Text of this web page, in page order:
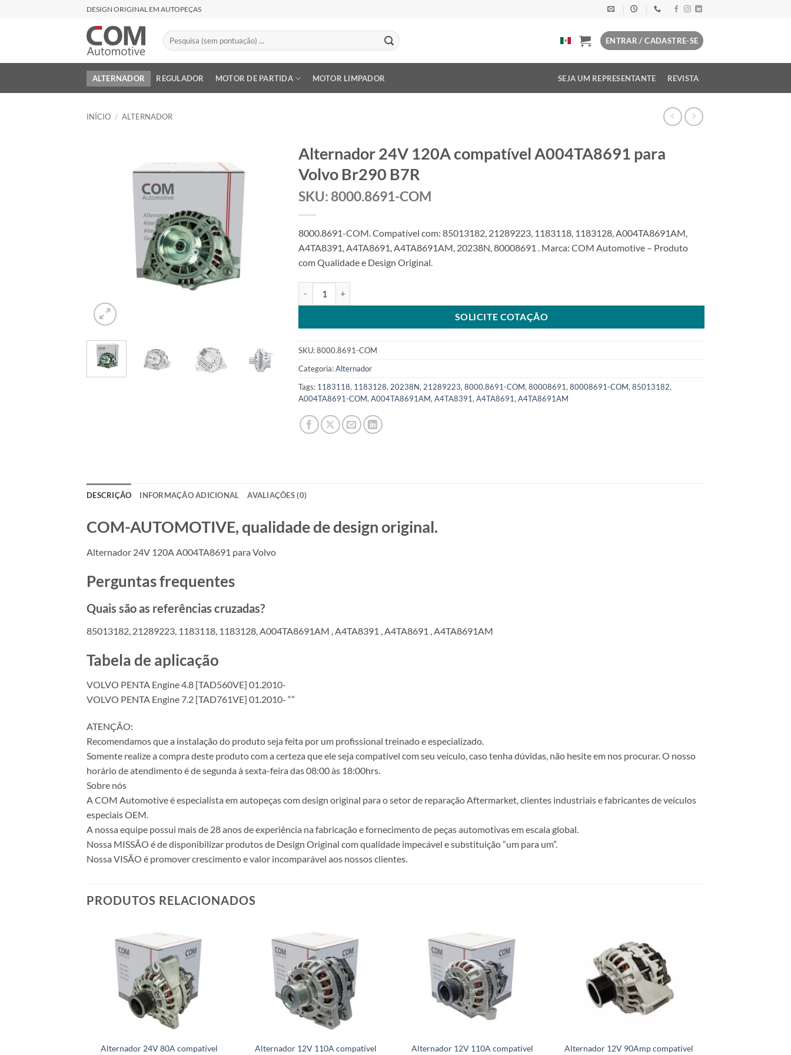
DESIGN ORIGINAL EM AUTOPEÇAS
Pesquisar
por:
ENTRAR / CADASTRE-SE
ALTERNADOR REGULADOR MOTOR DE PARTIDA MOTOR LIMPADOR SEJA UM REPRESENTANTE REVISTA
INÍCIO / ALTERNADOR
Alternador 24V 120A compatível A004TA8691 para
Volvo Br290 B7R
SKU: 8000.8691-COM
8000.8691-COM. Compatível com: 85013182, 21289223, 1183118, 1183128, A004TA8691AM,
A4TA8391, A4TA8691, A4TA8691AM, 20238N, 80008691 . Marca: COM Automotive – Produto
com Qualidade e Design Original.
SOLICITE COTAÇÃO
SKU:8000.8691-COM
Categoria:Alternador
Tags: 1183118, 1183128, 20238N, 21289223, 8000.8691-COM, 80008691, 80008691-COM, 85013182,
A004TA8691-COM, A004TA8691AM, A4TA8391, A4TA8691, A4TA8691AM
DESCRIÇÃO INFORMAÇÃO ADICIONAL AVALIAÇÕES (0)
COM-AUTOMOTIVE, qualidade de design original.
Alternador 24V 120A A004TA8691 para Volvo
Perguntas frequentes
Quais são as referências cruzadas?
85013182, 21289223, 1183118, 1183128, A004TA8691AM , A4TA8391 , A4TA8691 , A4TA8691AM
Tabela de aplicação
VOLVO PENTA Engine 4.8 [TAD560VE] 01.2010-
VOLVO PENTA Engine 7.2 [TAD761VE] 01.2010- “”
ATENÇÃO:
Recomendamos que a instalação do produto seja feita por um profissional treinado e especializado.
Somente realize a compra deste produto com a certeza que ele seja compatível com seu veículo, caso tenha dúvidas, não hesite em nos procurar. O nosso
horário de atendimento é de segunda à sexta-feira das 08:00 às 18:00hrs.
Sobre nós
A COM Automotive é especialista em autopeças com design original para o setor de reparação Aftermarket, clientes industriais e fabricantes de veículos
especiais OEM.
A nossa equipe possui mais de 28 anos de experiência na fabricação e fornecimento de peças automotivas em escala global.
Nossa MISSÃO é de disponibilizar produtos de Design Original com qualidade impecável e substituição “um para um”.
Nossa VISÃO é promover crescimento e valor incomparável aos nossos clientes.
PRODUTOS RELACIONADOS
Alternador 24V 80A compatível
Alternador 12V 110A compatível
Alternador 12V 110A compatível
Alternador 12V 90Amp compatível